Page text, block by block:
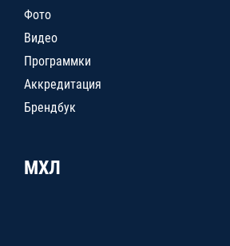
Фото
Видео
Программки
Аккредитация
Брендбук
МХЛ